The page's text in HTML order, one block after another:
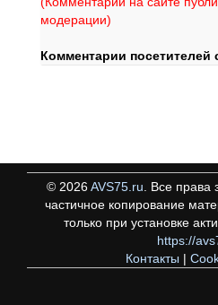
модерации)
Комментарии посетителей
© 2026 AVS75.ru . Все
частичное копирование
только при установке
https://
Контакты |